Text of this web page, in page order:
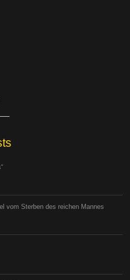
vom Sterben des reichen Mannes